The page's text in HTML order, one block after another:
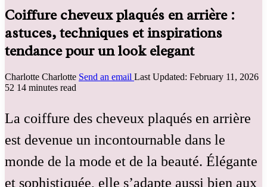
Coiffure cheveux plaqués en arrière :
astuces, techniques et inspirations
tendance pour un look elegant
Charlotte Charlotte Send an email Last Updated: February 11, 2026
52 14 minutes read
La coiffure des cheveux plaqués en arrière
est devenue un incontournable dans le
monde de la mode et de la beauté. Élégante
et sophistiquée, elle s’adapte aussi bien aux